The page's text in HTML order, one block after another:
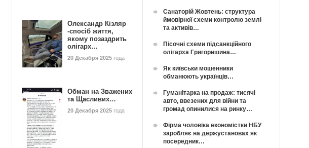
Олександр Кізляр
-спосіб життя,
якому позаздрить
олігарх…
20 Декабря 2025 года
Обман на Зважених
та Щасливих…
20 Декабря 2025 года
Санаторій Жовтень: структура
ймовірної схеми контролю землі
та активів…
Пісочні схеми підсанкційного
олігарха Григоришина…
Як київськи мошенники
обманюють українців…
Гуманітарка на продаж: тисячі
авто, ввезених для війни та
громад опинилися на ринку…
Фірма чоловіка економістки НБУ
заробляє на держустановах як
посередник…